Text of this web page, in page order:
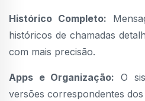
Histórico Completo:
históricos de chamadas
com mais precisão.
Apps e Organização: O
versões correspondentes